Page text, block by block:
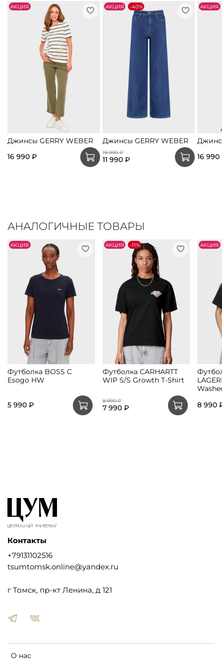
АKЦИЯ
Джинсы GERRY WEBER
16 990 ₽
АKЦИЯ -40%
Джинсы GERRY WEBER
19 990 ₽
11 990 ₽
АKЦИЯ
16
АНАЛОГИЧНЫЕ ТОВАРЫ
АKЦИЯ
Футболка BOSS C
Esogo HW
5 990 ₽
АKЦИЯ -11%
Футболка CARHARTT
WIP S/S Growth T-Shirt
8 990 ₽
7 990 ₽
АKЦИЯ
8 990
О нас
Контакты
+79131102516
tsumtomsk.online@yandex.ru
г Томск, пр-кт Ленина, д 121